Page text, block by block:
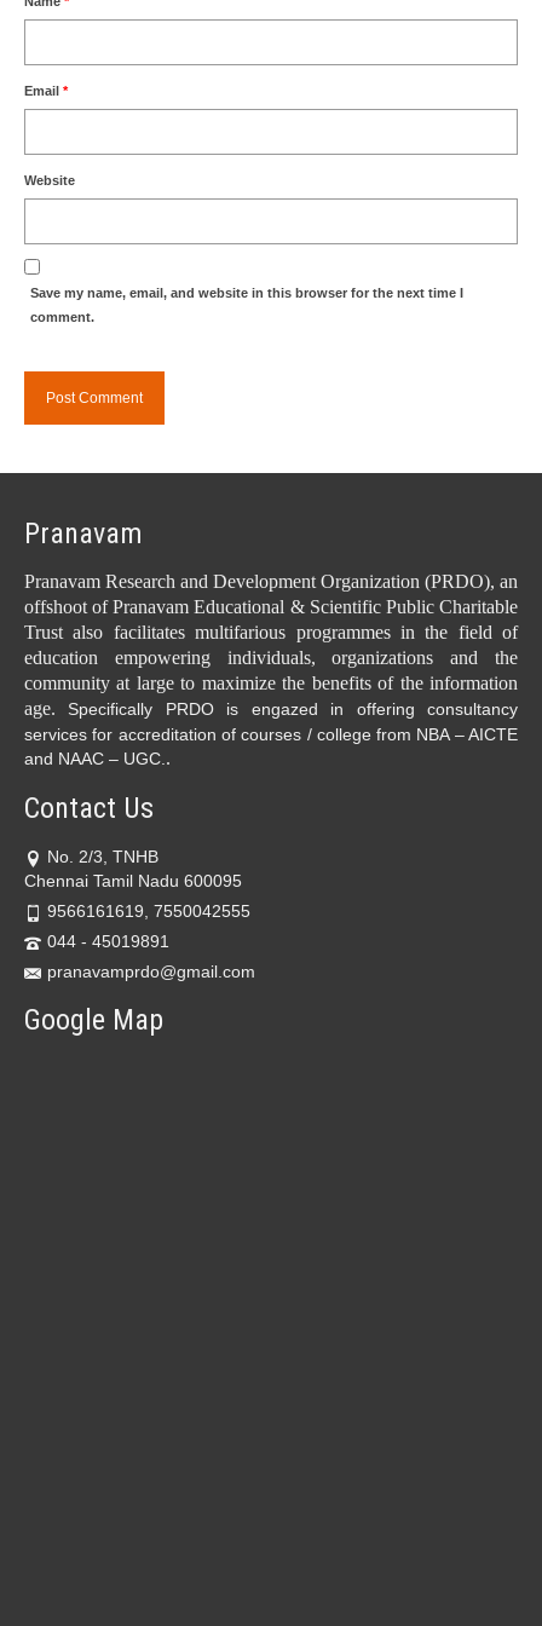
Email *
Website
Save my name, email, and website in this browser for the next time I
comment.
Pranavam
Pranavam Research and Development Organization (PRDO), an
offshoot of Pranavam Educational & Scientific Public Charitable
Trust also facilitates multifarious programmes in the field of
education empowering individuals, organizations and the
community at large to maximize the benefits of the information
age. Specifically PRDO is engazed in offering consultancy
services for accreditation of courses / college from NBA – AICTE
and NAAC – UGC..
Contact Us
No. 2/3, TNHB
Chennai Tamil Nadu 600095
9566161619, 7550042555
044 - 45019891
pranavamprdo@gmail.com
Google Map